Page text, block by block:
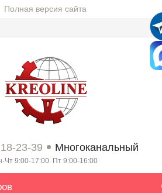
Полная версия сайта
23-39 Многоканальный
Чт 9:00-17:00. Пт 9:00-16:00